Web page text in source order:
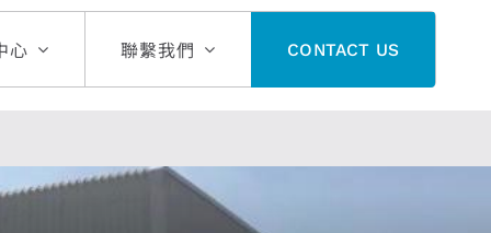
心 聯繫我們 CONTACT US